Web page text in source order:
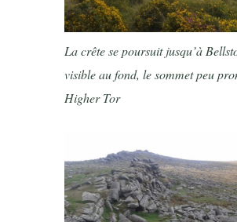
La crête se poursuit jusqu’à
visible au fond, le sommet peu
Higher Tor